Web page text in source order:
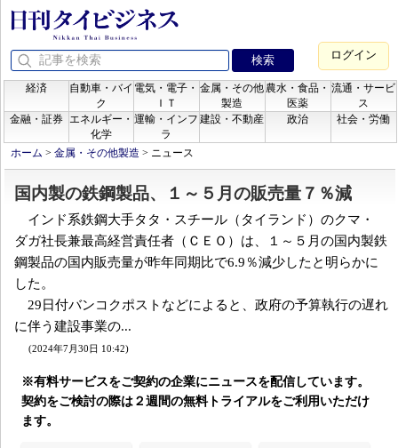
ログイン
経済
自動車・バイ
ク
電気・電子・
ＩＴ
金属・その他
製造
農水・食品・
医薬
流通・サービ
ス
金融・証券
エネルギー・
化学
運輸・インフ
ラ
建設・不動産 政治 社会・労働
ホーム > 金属・その他製造 > ニュース
国内製の鉄鋼製品、１～５月の販売量７％減
インド系鉄鋼大手タタ・スチール（タイランド）のクマ・
ダガ社長兼最高経営責任者（ＣＥＯ）は、１～５月の国内製鉄
鋼製品の国内販売量が昨年同期比で6.9％減少したと明らかに
した。
29日付バンコクポストなどによると、政府の予算執行の遅れ
に伴う建設事業の...
(2024年7月30日 10:42)
※有料サービスをご契約の企業にニュースを配信しています。
契約をご検討の際は２週間の無料トライアルをご利用いただけ
ます。